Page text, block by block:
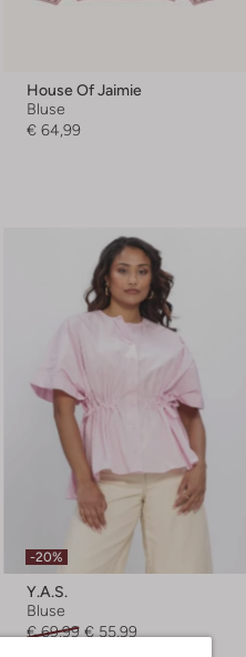
House Of Jaimie
Bluse
€ 64,99
-20%
Y.a.s.
Bluse
€ 69,99 € 55,99